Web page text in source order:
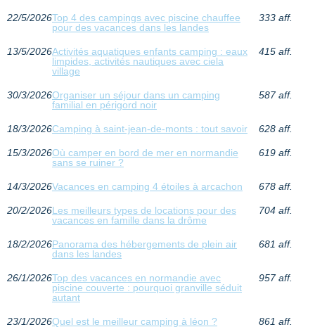
22/5/2026Top 4 des campings avec piscine chauffee
pour des vacances dans les landes
333 aff.
13/5/2026Activités aquatiques enfants camping : eaux
limpides, activités nautiques avec ciela
village
415 aff.
30/3/2026Organiser un séjour dans un camping
familial en périgord noir
587 aff.
18/3/2026Camping à saint-jean-de-monts : tout savoir 628 aff.
15/3/2026Où camper en bord de mer en normandie
sans se ruiner ?
619 aff.
14/3/2026Vacances en camping 4 étoiles à arcachon 678 aff.
20/2/2026Les meilleurs types de locations pour des
vacances en famille dans la drôme
704 aff.
18/2/2026Panorama des hébergements de plein air
dans les landes
681 aff.
26/1/2026Top des vacances en normandie avec
piscine couverte : pourquoi granville séduit
autant
957 aff.
23/1/2026Quel est le meilleur camping à léon ? 861 aff.